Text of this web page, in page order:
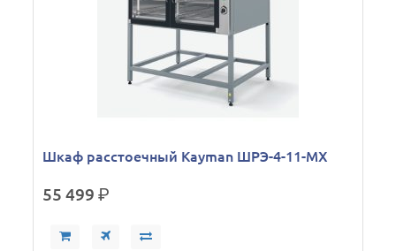
Шкаф расстоечный Kayman ШРЭ-4-11-МХ
55 499р.